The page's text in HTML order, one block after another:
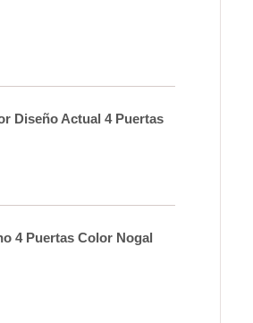
Diseño Actual 4 Puertas
4 Puertas Color Nogal